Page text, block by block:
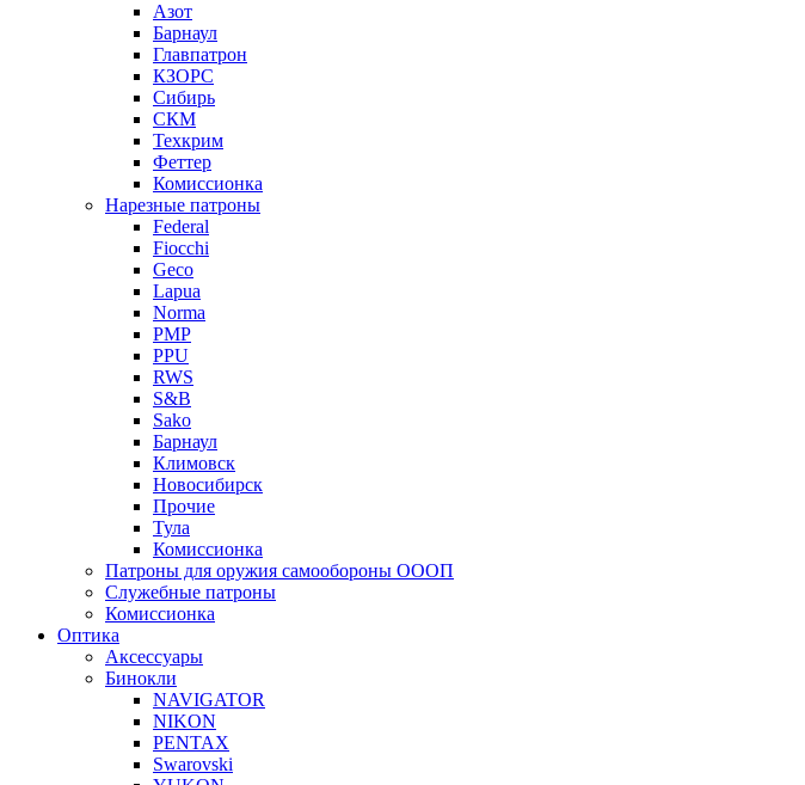
Азот
Барнаул
Главпатрон
КЗОРС
Сибирь
СКМ
Техкрим
Феттер
Комиссионка
Нарезные патроны
Federal
Fiocchi
Geco
Lapua
Norma
PMP
PPU
RWS
S&B
Sako
Барнаул
Климовск
Новосибирск
Прочие
Тула
Комиссионка
Патроны для оружия самообороны ОООП
Служебные патроны
Комиссионка
Оптика
Аксессуары
Бинокли
NAVIGATOR
NIKON
PENTAX
Swarovski